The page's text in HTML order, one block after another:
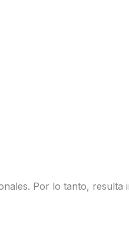
Por lo tanto, resulta